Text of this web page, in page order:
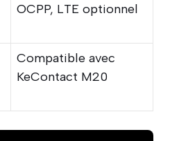
OCPP, LTE optionnel
Compatible avec
KeContact M20